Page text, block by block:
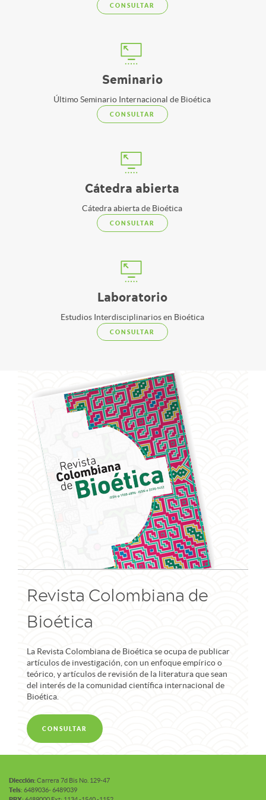
CONSULTAR
Seminario
Último Seminario Internacional de Bioética
CONSULTAR
Cátedra abierta
Cátedra abierta de Bioética
CONSULTAR
Laboratorio
Estudios Interdisciplinarios en Bioética
CONSULTAR
Revista Colombiana de
Bioética
La Revista Colombiana de Bioética se ocupa de publicar
artículos de investigación, con un enfoque empírico o
teórico, y artículos de revisión de la literatura que sean
del interés de la comunidad científica internacional de
Bioética.
CONSULTAR
Diección:Carrera 7d Bis No. 129-47
Tels: 6489036- 6489039